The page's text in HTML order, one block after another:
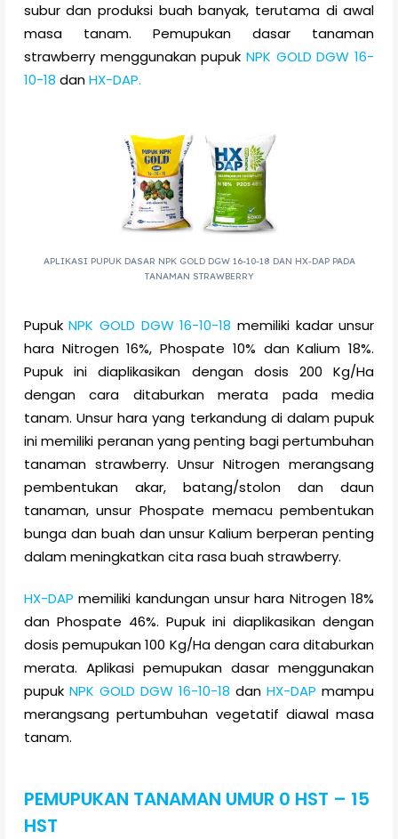
subur dan produksi buah banyak, terutama di awal
masa tanam. Pemupukan dasar tanaman
strawberry menggunakan pupuk NPK GOLD DGW 16-
10-18 danHX-DAP.
APLIKASI PUPUK DASAR NPK GOLD DGW 16-10-18 DAN HX-DAP PADA
TANAMAN STRAWBERRY
PupukNPK GOLD DGW 16-10-18 memiliki kadar unsur
hara Nitrogen 16%, Phospate 10% dan Kalium 18%.
Pupuk ini diaplikasikan dengan dosis 200 Kg/Ha
dengan cara ditaburkan merata pada media
tanam. Unsur hara yang terkandung di dalam pupuk
ini memiliki peranan yang penting bagi pertumbuhan
tanaman strawberry. Unsur Nitrogen merangsang
pembentukan akar, batang/stolon dan daun
tanaman, unsur Phospate memacu pembentukan
bunga dan buah dan unsur Kalium berperan penting
dalam meningkatkan cita rasa buah strawberry.
HX-DAP memiliki kandungan unsur hara Nitrogen 18%
dan Phospate 46%. Pupuk ini diaplikasikan dengan
dosis pemupukan 100 Kg/Ha dengan cara ditaburkan
merata. Aplikasi pemupukan dasar menggunakan
pupuk NPK GOLD DGW 16-10-18 danHX-DAP mampu
merangsang pertumbuhan vegetatif diawal masa
tanam.
PEMUPUKAN TANAMAN UMUR 0 HST – 15
HST